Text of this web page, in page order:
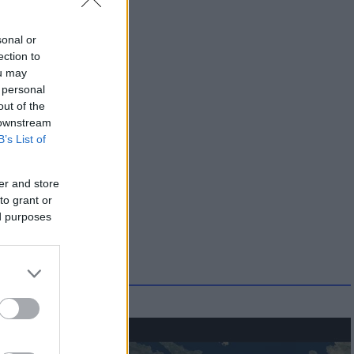
or
to
may
of the
List of
and store
grant or
purposes